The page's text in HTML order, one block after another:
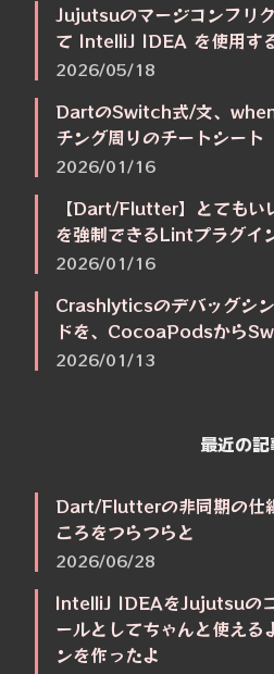
Jujutsuのマージコンフリ
て IntelliJ IDEA を使用す
2026/05/18
DartのSwitch式/文、
チング周りのチートシート
2026/01/16
【Dart/Flutter】とてもい
を強制できるLintプラグイ
2026/01/16
Crashlyticsのデバッグシ
ドを、CocoaPodsから
2026/01/13
最近の記
Dart/Flutterの非同期の仕
ころをつらつらと
2026/06/28
IntelliJ IDEAをJujutsuの
ールとしてちゃんと使える
ンを作ったよ